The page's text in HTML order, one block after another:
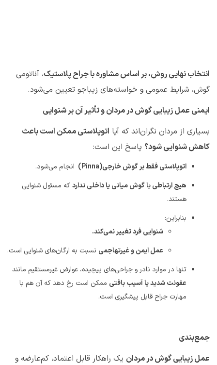
انتخاب نهایی روش، بر اساس مشاوره با جراح پلاستیک، آناتومی
گوش، شرایط عمومی و خواسته‌های زیباجو تعیین می‌شود.
ایمنی عمل زیبایی گوش در مردان و تأثیر آن بر شنوایی
بسیاری از مردان نگران‌اند که آیا اتوپلاستی ممکن است باعث
کاهش شنوایی شود؟ پاسخ این است:
اتوپلاستی فقط بر گوش خارجی(Pinna) انجام می‌شود.
هیچ ارتباطی با گوش میانی یا داخلی نداردکه مسئول شنوایی
هستند.
بنابراین:
شنوایی فرد تغییر نمی‌کند.
عمل ایمن و غیرتهاجمی نسبت به ارگان‌های شنوایی است.
تنها در موارد نادر و جراحی‌های پیچیده، عوارض غیرمستقیم مانند
عفونت شدید یا آسیب بافتی ممکن است رخ دهد که آن هم با
مهارت جراح قابل پیشگیری است.
جمع‌بندی
عمل زیبایی گوش در مردان یک راهکار قابل اعتماد، کم‌عارضه و